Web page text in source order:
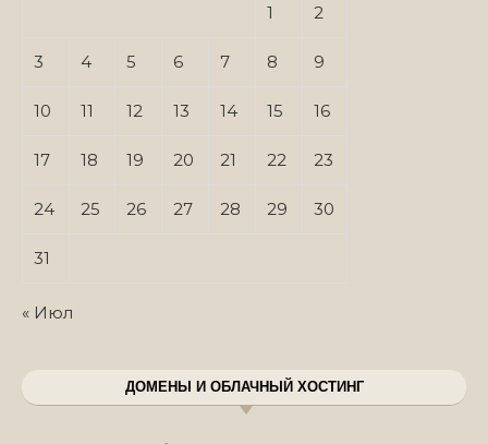
1 2
3 4 5 6 7 8 9
10 11 12 13 14 15 16
17 18 19 20 21 22 23
24 25 26 27 28 29 30
31
« Июл
ДОМЕНЫ И ОБЛАЧНЫЙ ХОСТИНГ